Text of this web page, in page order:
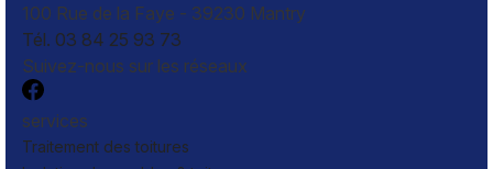
100 Rue de la Faye - 39230 Mantry
Tél. 03 84 25 93 73
Suivez-nous sur les réseaux
services
Traitement des toitures